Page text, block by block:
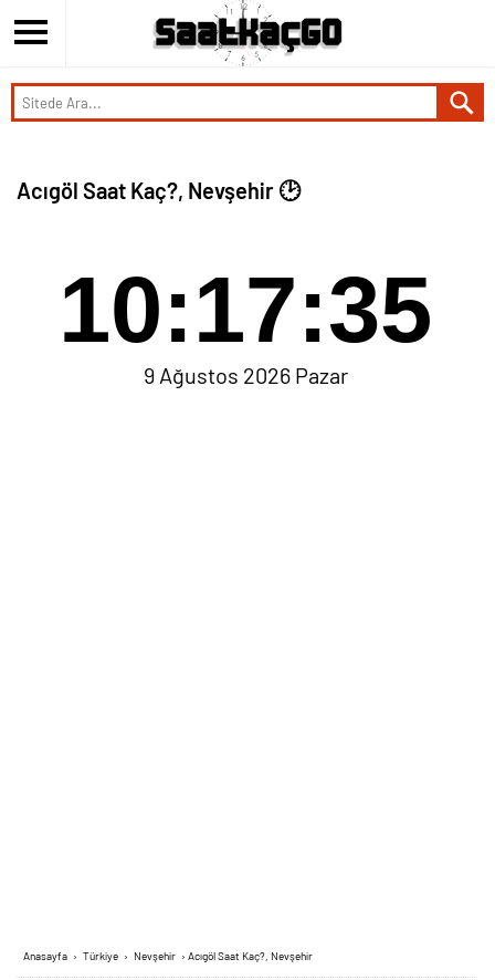
Acıgöl Saat Kaç?, Nevşehir 🕑
10:17:35
9 Ağustos 2026 Pazar
Anasayfa › Türkiye › Nevşehir › Acıgöl Saat Kaç?, Nevşehir